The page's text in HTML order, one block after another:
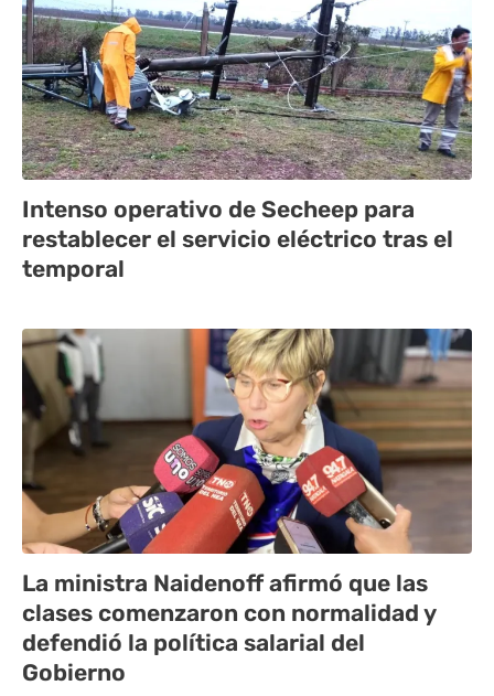
Intenso operativo de Secheep para
restablecer el servicio eléctrico tras el
temporal
La ministra Naidenoff afirmó que las
clases comenzaron con normalidad y
defendió la política salarial del
Gobierno